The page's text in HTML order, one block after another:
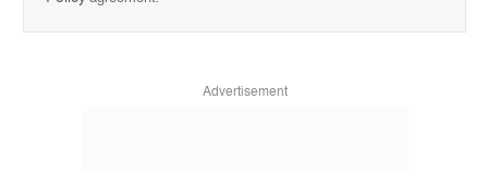
Advertisement